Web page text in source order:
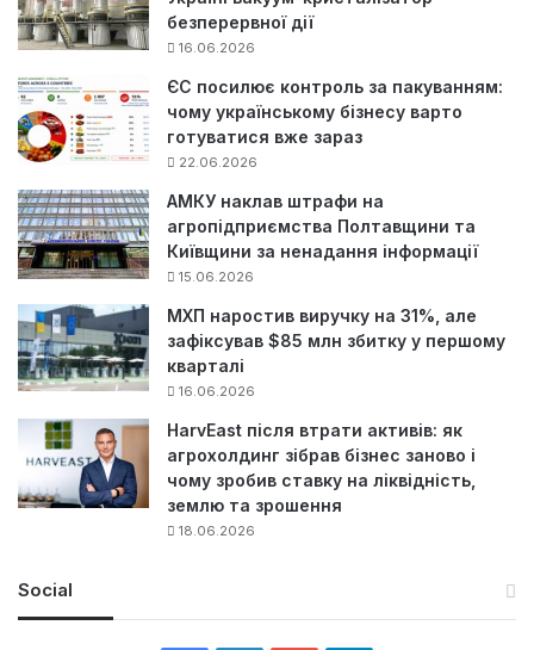
безперервної дії
16.06.2026
ЄС посилює контроль за пакуванням:
чому українському бізнесу варто
готуватися вже зараз
22.06.2026
АМКУ наклав штрафи на
агропідприємства Полтавщини та
Київщини за ненадання інформації
15.06.2026
МХП наростив виручку на 31%, але
зафіксував $85 млн збитку у першому
кварталі
16.06.2026
HarvEast після втрати активів: як
агрохолдинг зібрав бізнес заново і
чому зробив ставку на ліквідність,
землю та зрошення
18.06.2026
Social